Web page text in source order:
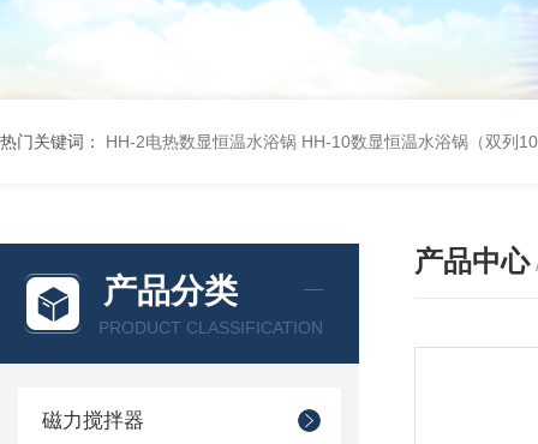
热门关键词： HH-2电热数显恒温水浴锅 HH-10数显恒温水浴锅（双列
产品分类
PRODUCT CLASSIFICATION
磁力搅拌器
产品中心